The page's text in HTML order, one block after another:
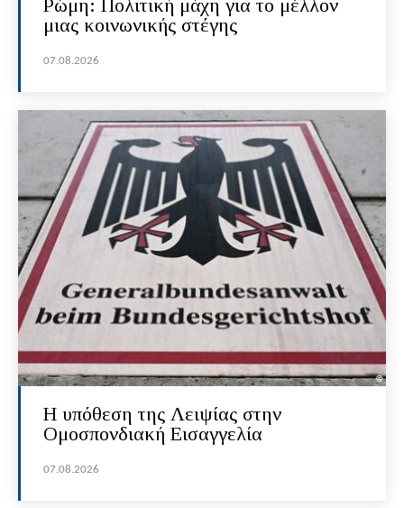
Ρώμη: Πολιτική μάχη για το μέλλον
μιας κοινωνικής στέγης
07.08.2026
Η υπόθεση της Λειψίας στην
Ομοσπονδιακή Εισαγγελία
07.08.2026